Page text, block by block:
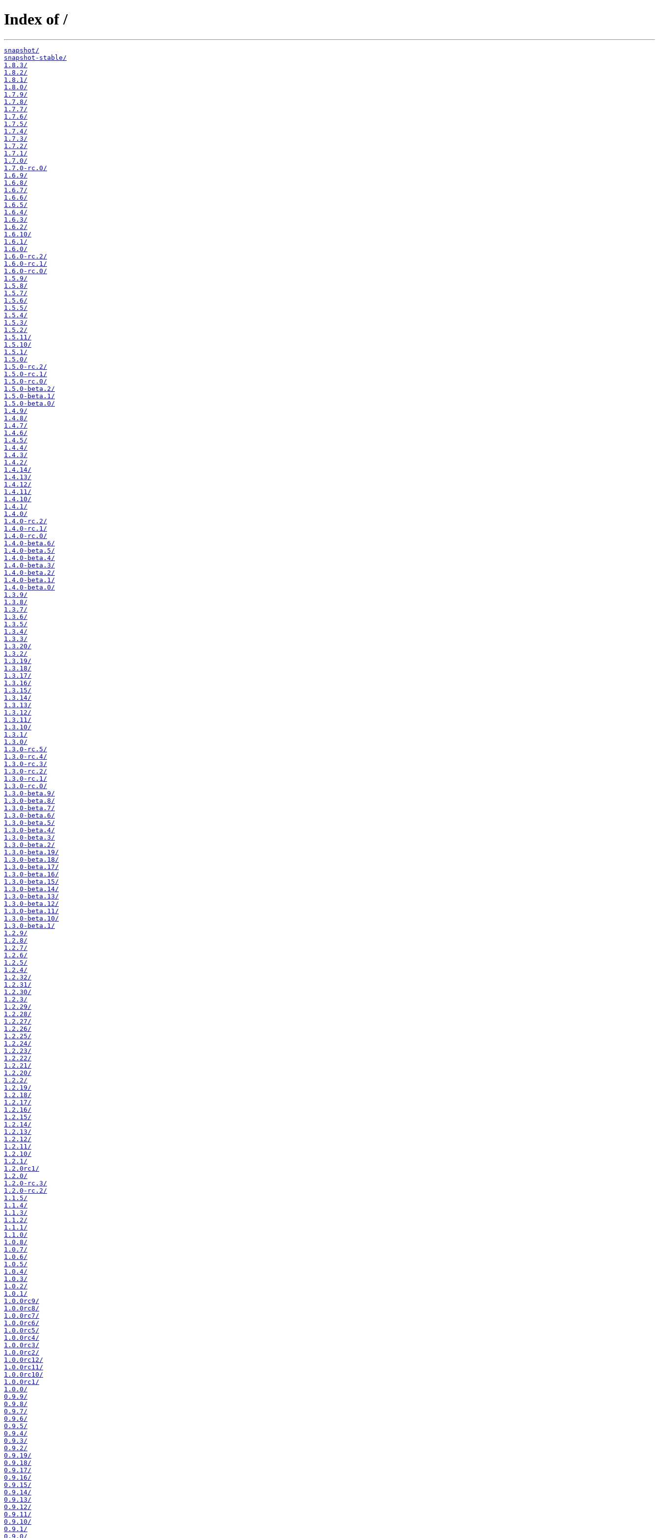
Index of /
snapshot/
snapshot-stable/
1.8.3/
1.8.2/
1.8.1/
1.8.0/
1.7.9/
1.7.8/
1.7.7/
1.7.6/
1.7.5/
1.7.4/
1.7.3/
1.7.2/
1.7.1/
1.7.0/
1.7.0-rc.0/
1.6.9/
1.6.8/
1.6.7/
1.6.6/
1.6.5/
1.6.4/
1.6.3/
1.6.2/
1.6.10/
1.6.1/
1.6.0/
1.6.0-rc.2/
1.6.0-rc.1/
1.6.0-rc.0/
1.5.9/
1.5.8/
1.5.7/
1.5.6/
1.5.5/
1.5.4/
1.5.3/
1.5.2/
1.5.11/
1.5.10/
1.5.1/
1.5.0/
1.5.0-rc.2/
1.5.0-rc.1/
1.5.0-rc.0/
1.5.0-beta.2/
1.5.0-beta.1/
1.5.0-beta.0/
1.4.9/
1.4.8/
1.4.7/
1.4.6/
1.4.5/
1.4.4/
1.4.3/
1.4.2/
1.4.14/
1.4.13/
1.4.12/
1.4.11/
1.4.10/
1.4.1/
1.4.0/
1.4.0-rc.2/
1.4.0-rc.1/
1.4.0-rc.0/
1.4.0-beta.6/
1.4.0-beta.5/
1.4.0-beta.4/
1.4.0-beta.3/
1.4.0-beta.2/
1.4.0-beta.1/
1.4.0-beta.0/
1.3.9/
1.3.8/
1.3.7/
1.3.6/
1.3.5/
1.3.4/
1.3.3/
1.3.20/
1.3.2/
1.3.19/
1.3.18/
1.3.17/
1.3.16/
1.3.15/
1.3.14/
1.3.13/
1.3.12/
1.3.11/
1.3.10/
1.3.1/
1.3.0/
1.3.0-rc.5/
1.3.0-rc.4/
1.3.0-rc.3/
1.3.0-rc.2/
1.3.0-rc.1/
1.3.0-rc.0/
1.3.0-beta.9/
1.3.0-beta.8/
1.3.0-beta.7/
1.3.0-beta.6/
1.3.0-beta.5/
1.3.0-beta.4/
1.3.0-beta.3/
1.3.0-beta.2/
1.3.0-beta.19/
1.3.0-beta.18/
1.3.0-beta.17/
1.3.0-beta.16/
1.3.0-beta.15/
1.3.0-beta.14/
1.3.0-beta.13/
1.3.0-beta.12/
1.3.0-beta.11/
1.3.0-beta.10/
1.3.0-beta.1/
1.2.9/
1.2.8/
1.2.7/
1.2.6/
1.2.5/
1.2.4/
1.2.32/
1.2.31/
1.2.30/
1.2.3/
1.2.29/
1.2.28/
1.2.27/
1.2.26/
1.2.25/
1.2.24/
1.2.23/
1.2.22/
1.2.21/
1.2.20/
1.2.2/
1.2.19/
1.2.18/
1.2.17/
1.2.16/
1.2.15/
1.2.14/
1.2.13/
1.2.12/
1.2.11/
1.2.10/
1.2.1/
1.2.0rc1/
1.2.0/
1.2.0-rc.3/
1.2.0-rc.2/
1.1.5/
1.1.4/
1.1.3/
1.1.2/
1.1.1/
1.1.0/
1.0.8/
1.0.7/
1.0.6/
1.0.5/
1.0.4/
1.0.3/
1.0.2/
1.0.1/
1.0.0rc9/
1.0.0rc8/
1.0.0rc7/
1.0.0rc6/
1.0.0rc5/
1.0.0rc4/
1.0.0rc3/
1.0.0rc2/
1.0.0rc12/
1.0.0rc11/
1.0.0rc10/
1.0.0rc1/
1.0.0/
0.9.9/
0.9.8/
0.9.7/
0.9.6/
0.9.5/
0.9.4/
0.9.3/
0.9.2/
0.9.19/
0.9.18/
0.9.17/
0.9.16/
0.9.15/
0.9.14/
0.9.13/
0.9.12/
0.9.11/
0.9.10/
0.9.1/
0.9.0/